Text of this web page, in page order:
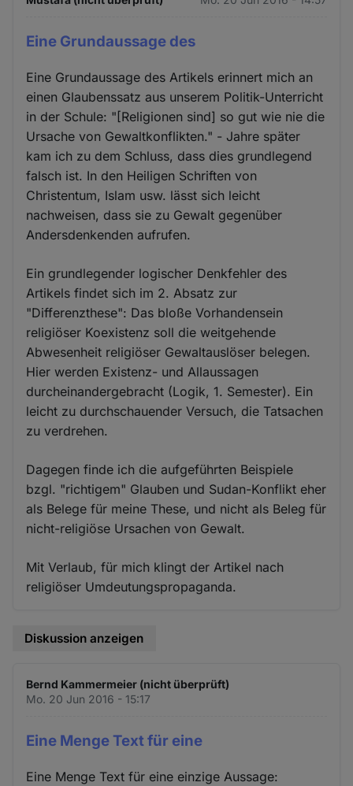
Eine Grundaussage des
Eine Grundaussage des Artikels erinnert mich an
einen Glaubenssatz aus unserem Politik-Unterricht
in der Schule: "[Religionen sind] so gut wie nie die
Ursache von Gewaltkonflikten." - Jahre später
kam ich zu dem Schluss, dass dies grundlegend
falsch ist. In den Heiligen Schriften von
Christentum, Islam usw. lässt sich leicht
nachweisen, dass sie zu Gewalt gegenüber
Andersdenkenden aufrufen.
Ein grundlegender logischer Denkfehler des
Artikels findet sich im 2. Absatz zur
"Differenzthese": Das bloße Vorhandensein
religiöser Koexistenz soll die weitgehende
Abwesenheit religiöser Gewaltauslöser belegen.
Hier werden Existenz- und Allaussagen
durcheinandergebracht (Logik, 1. Semester). Ein
leicht zu durchschauender Versuch, die Tatsachen
zu verdrehen.
Dagegen finde ich die aufgeführten Beispiele
bzgl. "richtigem" Glauben und Sudan-Konflikt eher
als Belege für meine These, und nicht als Beleg für
nicht-religiöse Ursachen von Gewalt.
Mit Verlaub, für mich klingt der Artikel nach
religiöser Umdeutungspropaganda.
Diskussion anzeigen
Bernd Kammermeier (nicht überprüft)
Mo. 20 Jun 2016 - 15:17
Eine Menge Text für eine
Eine Menge Text für eine einzige Aussage: